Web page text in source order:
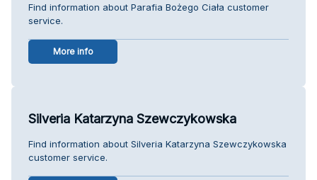
Find information about Parafia Bożego Ciała customer
service.
More info
Silveria Katarzyna Szewczykowska
Find information about Silveria Katarzyna Szewczykowska
customer service.